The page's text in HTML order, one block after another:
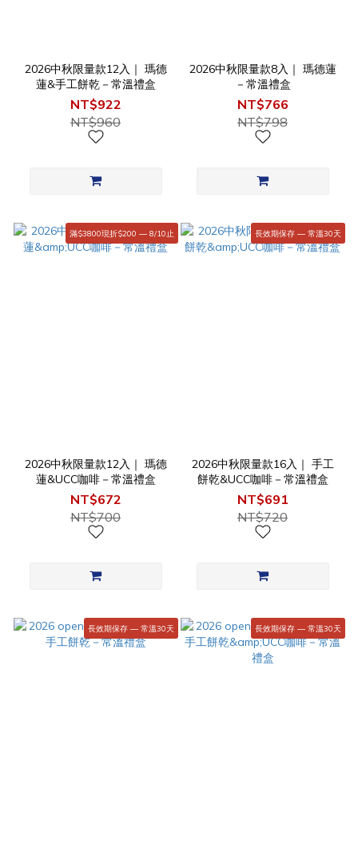
2026中秋限量款12入｜ 瑪德
蓮&手工餅乾－常溫禮盒
NT$922
NT$960
2026中秋限量款8入｜ 瑪德蓮
－常溫禮盒
NT$766
NT$798
滿$3800現折$200 — 8/10止
2026中秋限量款12入｜ 瑪德
蓮&UCC咖啡－常溫禮盒
NT$672
NT$700
長效期保存 — 常溫30天
2026中秋限量款16入｜ 手工
餅乾&UCC咖啡－常溫禮盒
NT$691
NT$720
長效期保存 — 常溫30天 長效期保存 — 常溫30天